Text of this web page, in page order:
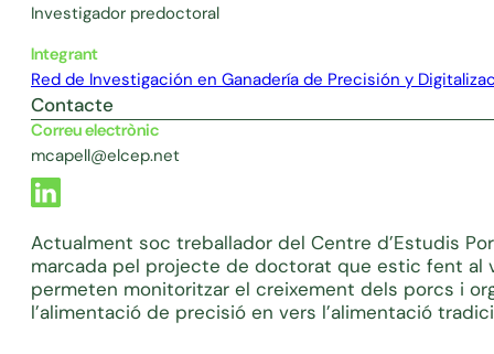
Investigador predoctoral
Integrant
Red de Investigación en Ganadería de Precisión y
Contacte
Correu electrònic
mcapell@elcep.net
Actualment soc treballador del Centre d’Estudis
marcada pel projecte de doctorat que estic fent al
permeten monitoritzar el creixement dels porcs i
l’alimentació de precisió en vers l’alimentació